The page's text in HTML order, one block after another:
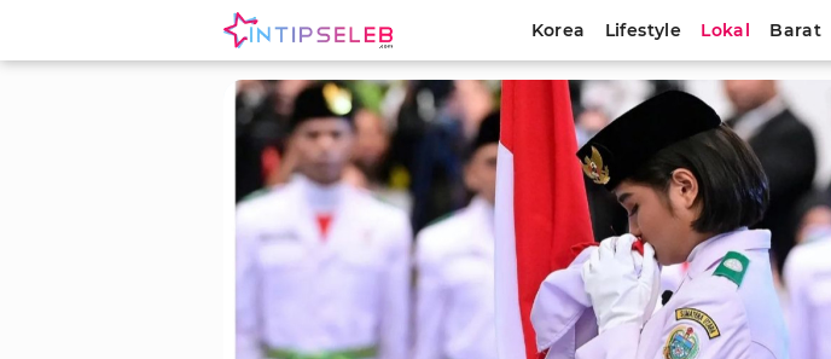
Korea Lifestyle Lokal Barat